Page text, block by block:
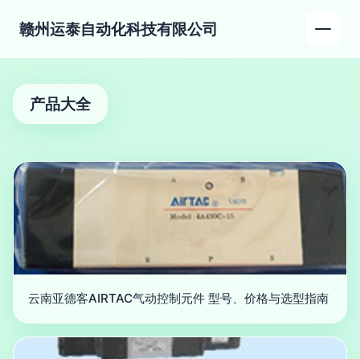
赣州运泰自动化科技有限公司
产品大全
云南亚德客AIRTAC气动控制元件 型号、价格与选型指南